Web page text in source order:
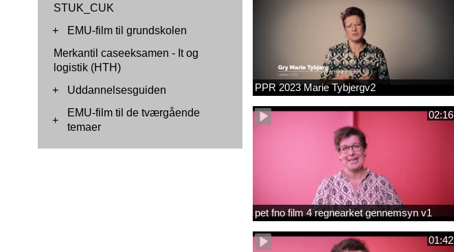
STUK_CUK
+
EMU-film til grundskolen
Merkantil caseeksamen - It og
logistik (HTH)
+
Uddannelsesguiden
+
EMU-film til de tværgående
temaer
PPR 2023 Marie Tybjergv2
02:16
pet fno film 4 regnearket gennemsyn v1
01:42